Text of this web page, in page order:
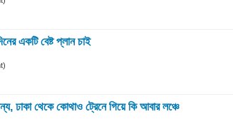
একটি বেষ্ট প্লান চাই
ঢাকা থেকে কোথাও ট্রেনে গিয়ে কি আবার লঞ্চে